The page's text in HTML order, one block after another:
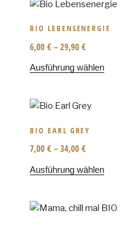
BIO LEBENSENERGIE
6,00 € – 29,90 €
Ausführung wählen
BIO EARL GREY
7,00 € – 34,00 €
Ausführung wählen